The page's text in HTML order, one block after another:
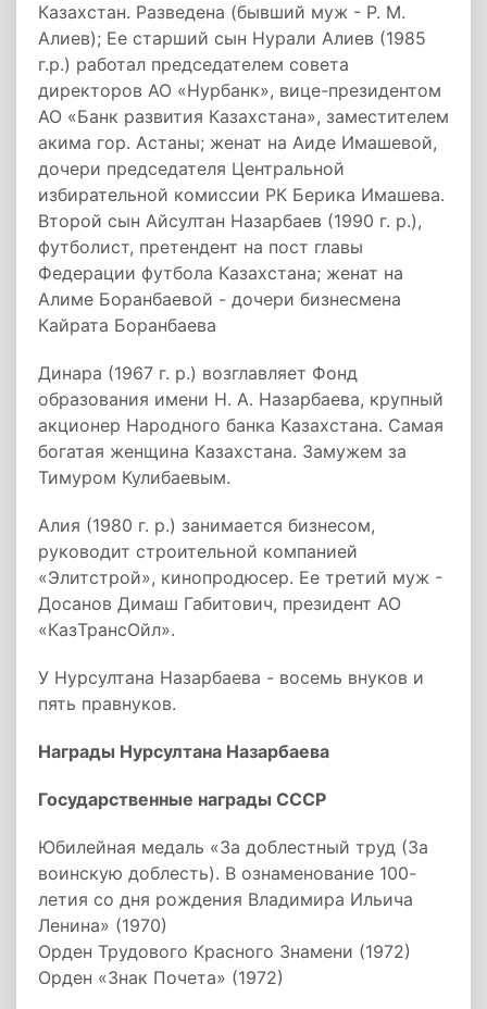
Казахстан. Разведена (бывший муж - Р. М.
Алиев); Ее старший сын Нурали Алиев (1985
г.р.) работал председателем совета
директоров АО «Нурбанк», вице-президентом
АО «Банк развития Казахстана», заместителем
акима гор. Астаны; женат на Аиде Имашевой,
дочери председателя Центральной
избирательной комиссии РК Берика Имашева.
Второй сын Айсултан Назарбаев (1990 г. р.),
футболист, претендент на пост главы
Федерации футбола Казахстана; женат на
Алиме Боранбаевой - дочери бизнесмена
Кайрата Боранбаева
Динара (1967 г. р.) возглавляет Фонд
образования имени Н. А. Назарбаева, крупный
акционер Народного банка Казахстана. Самая
богатая женщина Казахстана. Замужем за
Тимуром Кулибаевым.
Алия (1980 г. р.) занимается бизнесом,
руководит строительной компанией
«Элитстрой», кинопродюсер. Ее третий муж -
Досанов Димаш Габитович, президент АО
«КазТрансОйл».
У Нурсултана Назарбаева - восемь внуков и
пять правнуков.
Награды Нурсултана Назарбаева
Государственные награды СССР
Юбилейная медаль «За доблестный труд (За
воинскую доблесть). В ознаменование 100-
летия со дня рождения Владимира Ильича
Ленина» (1970)
Орден Трудового Красного Знамени (1972)
Орден «Знак Почета» (1972)